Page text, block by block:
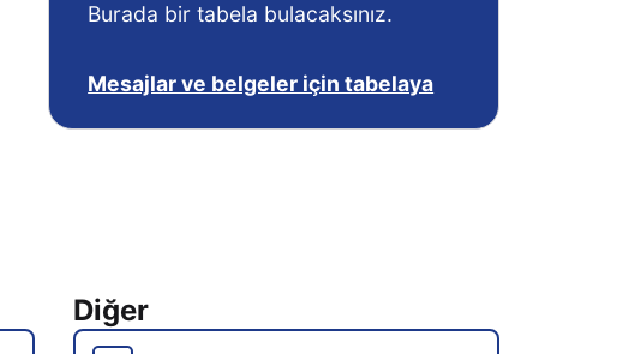
Burada bir tabela bulacaksınız.
Mesajlar ve belgeler için tabelaya
Diğer